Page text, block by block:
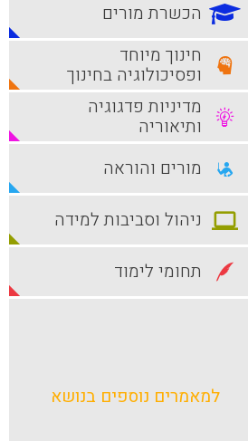
הכשרת מורים
חינוך מיוחד
ופסיכולוגיה בחינוך
מדיניות פדגוגיה
ותיאוריה
מורים והוראה
ניהול וסביבות למידה
תחומי לימוד
למאמרים נוספים בנושא